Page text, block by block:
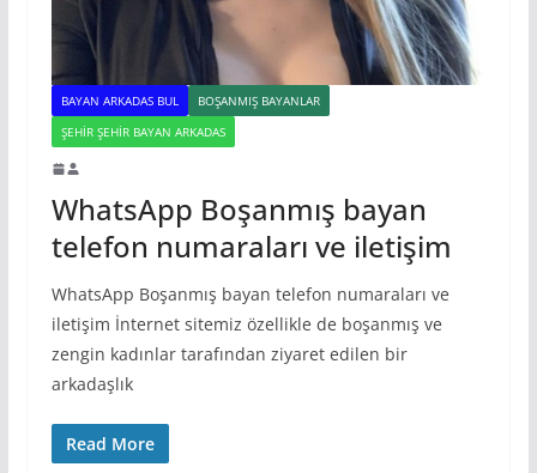
BAYAN ARKADAS BUL
BOŞANMIŞ BAYANLAR
ŞEHIR ŞEHIR BAYAN ARKADAS
WhatsApp Boşanmış bayan
telefon numaraları ve iletişim
WhatsApp Boşanmış bayan telefon numaraları ve
iletişim İnternet sitemiz özellikle de boşanmış ve
zengin kadınlar tarafından ziyaret edilen bir
arkadaşlık
Read More